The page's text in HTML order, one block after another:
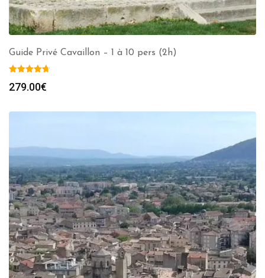
Guide Privé Cavaillon – 1 à 10 pers (2h)
279.00€